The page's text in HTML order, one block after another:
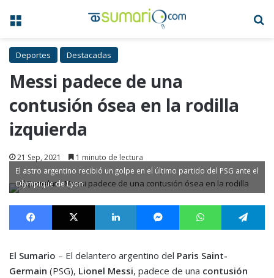
Menú
Deportes Destacadas
Messi padece de una
contusión ósea en la rodilla
izquierda
21 Sep, 2021 1 minuto de lectura
El astro argentino recibió un golpe en el último partido del PSG ante el
Olympique de Lyon
Facebook X LinkedIn MessengerWhatsApp
El Sumario – El delantero argentino del Paris Saint-
Germain (PSG), Lionel Messi, padece de una contusión